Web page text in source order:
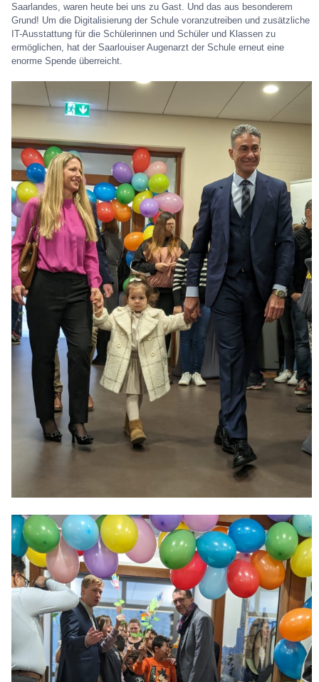
Saarlandes, waren heute bei uns zu Gast. Und das aus besonderem
Grund! Um die Digitalisierung der Schule voranzutreiben und zusätzliche
IT-Ausstattung für die Schülerinnen und Schüler und Klassen zu
ermöglichen, hat der Saarlouiser Augenarzt der Schule erneut eine
enorme Spende überreicht.